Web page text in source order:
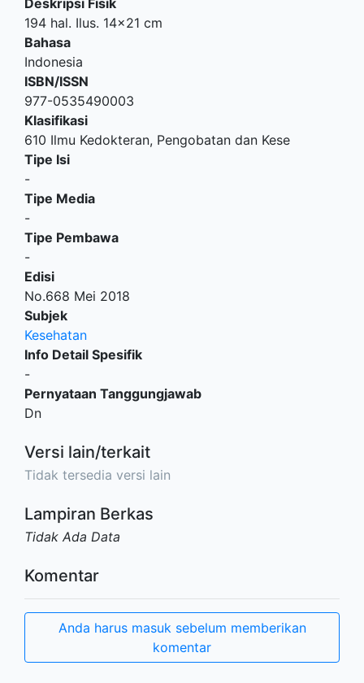
Deskripsi Fisik
194 hal. Ilus. 14x21 cm
Bahasa
Indonesia
ISBN/ISSN
977-0535490003
Klasifikasi
610 Ilmu Kedokteran, Pengobatan dan Kese
Tipe Isi
-
Tipe Media
-
Tipe Pembawa
-
Edisi
No.668 Mei 2018
Subjek
Kesehatan
Info Detail Spesifik
-
Pernyataan Tanggungjawab
Dn
Versi lain/terkait
Tidak tersedia versi lain
Lampiran Berkas
Tidak Ada Data
Komentar
Anda harus masuk sebelum memberikan
komentar